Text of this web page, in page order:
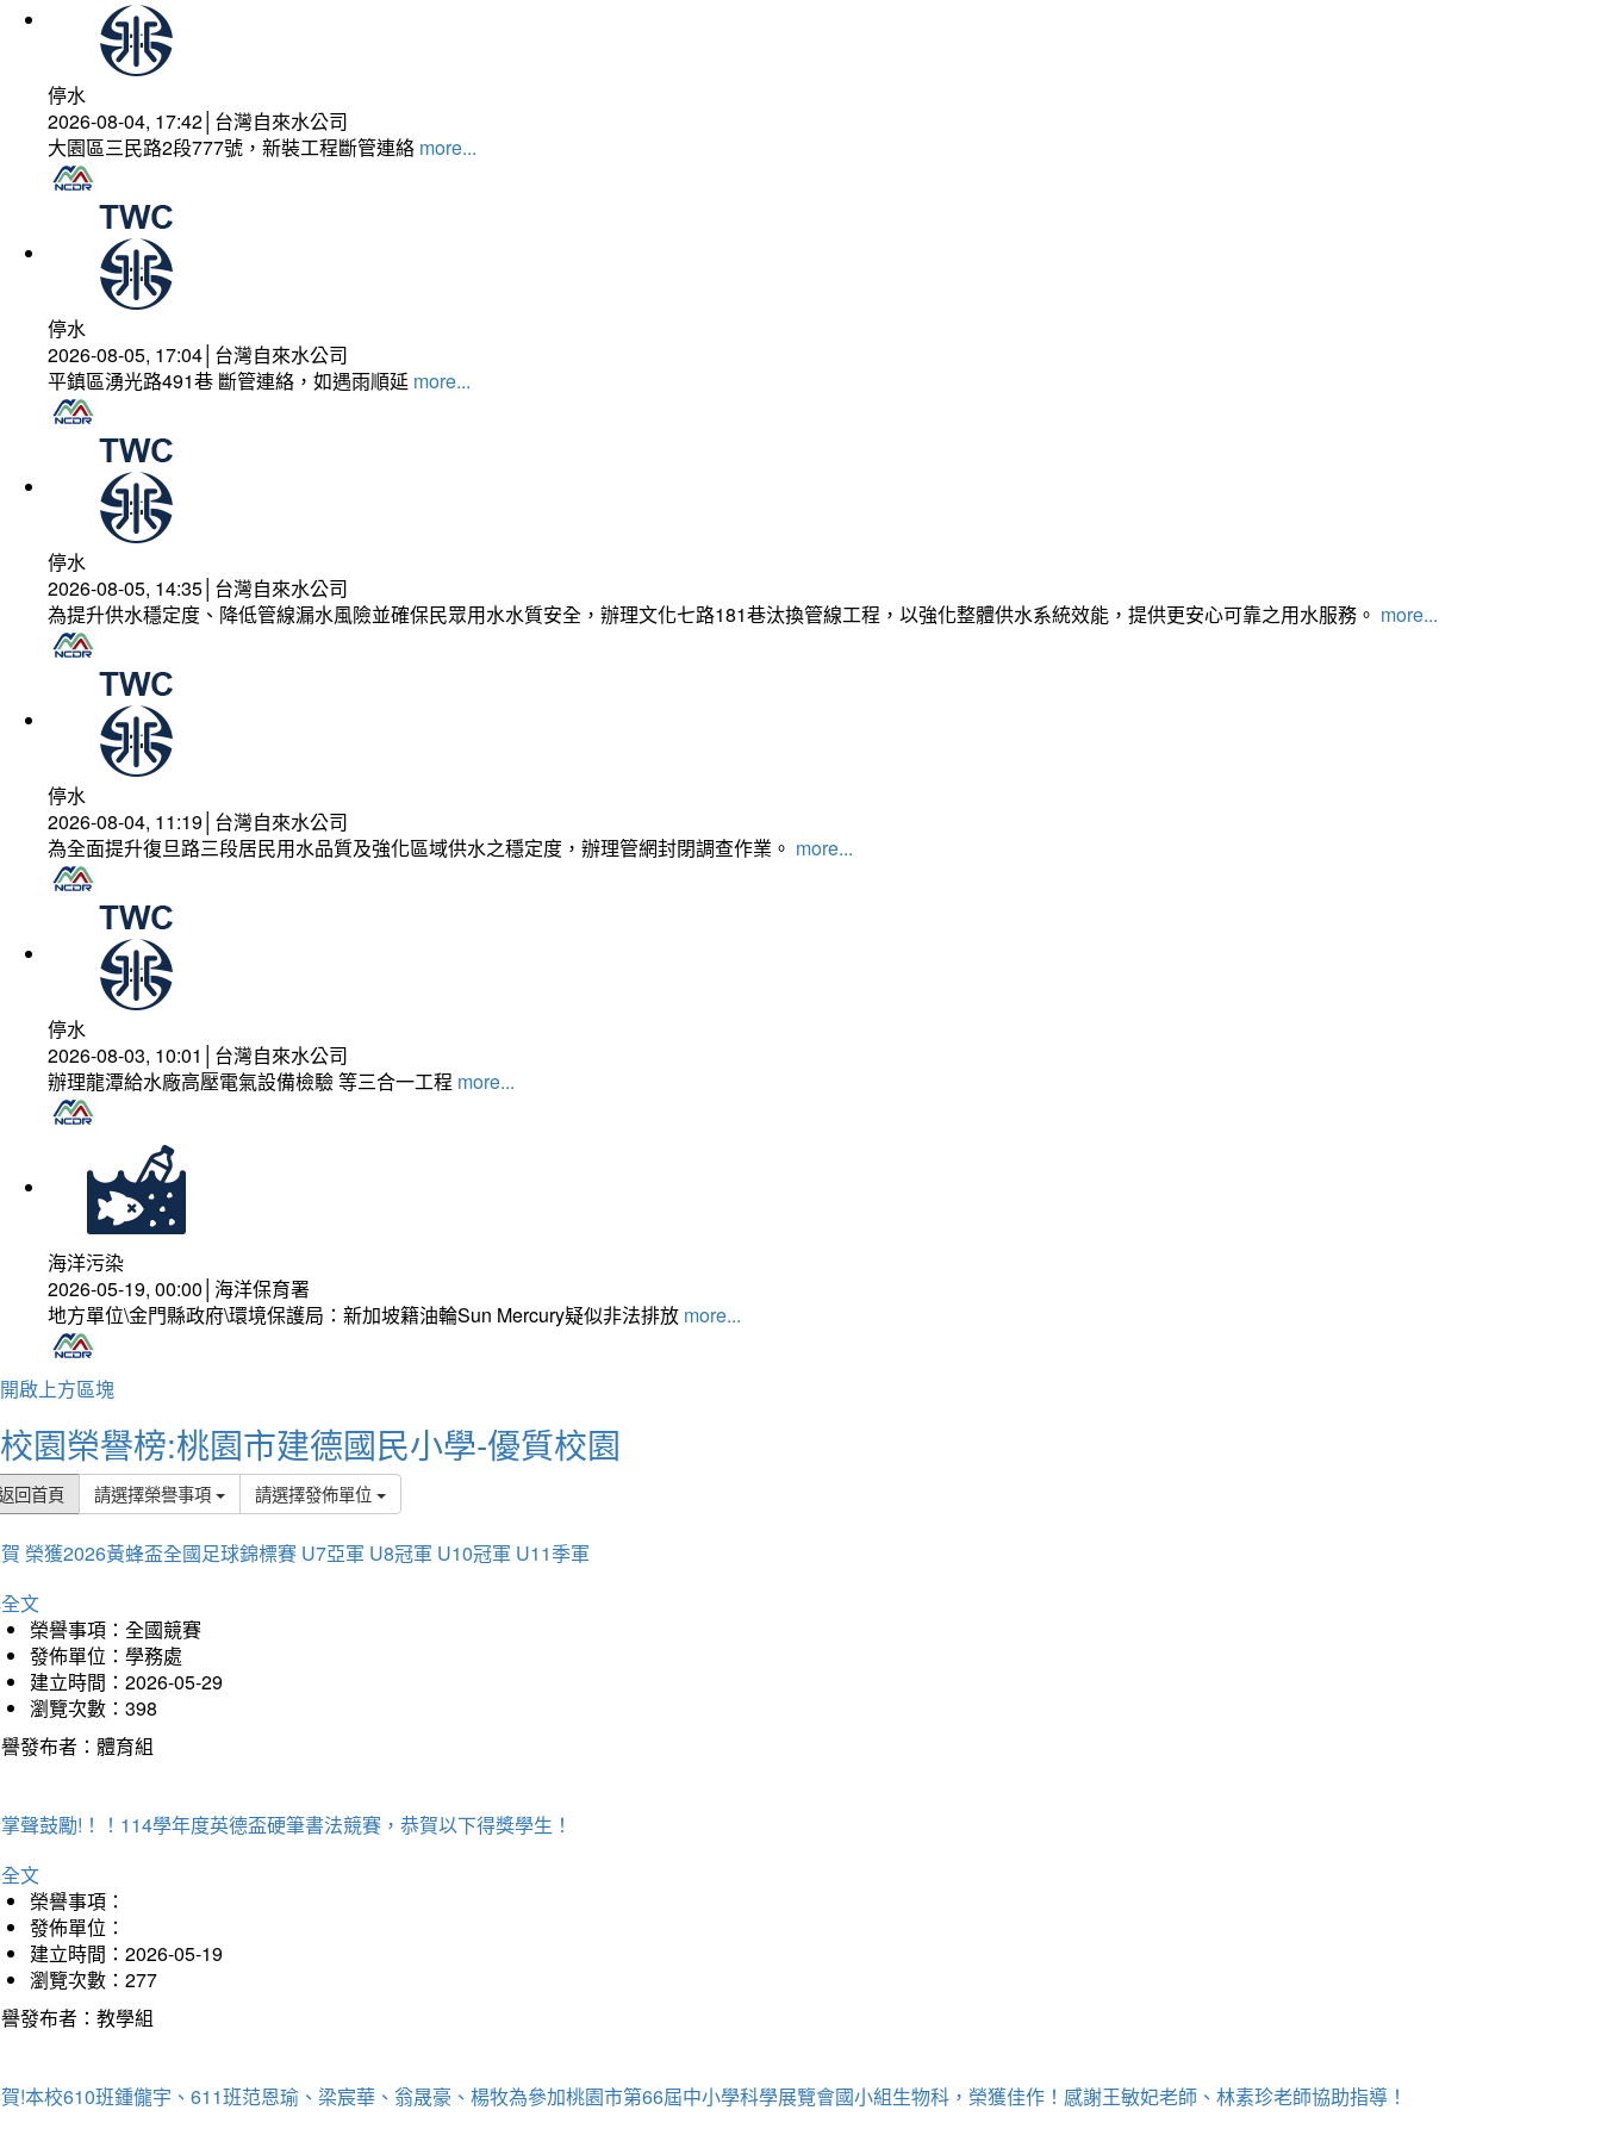
停水
2026-08-04, 17:42│台灣自來水公司
大園區三民路2段777號，新裝工程斷管連絡 more...
停水
2026-08-05, 17:04│台灣自來水公司
平鎮區湧光路491巷 斷管連絡，如遇雨順延 more...
停水
2026-08-05, 14:35│台灣自來水公司
為提升供水穩定度、降低管線漏水風險並確保民眾用水水質安全，辦理文化七路181巷汰換管線工程，以強化整體供水系統效能，提供更安心可靠之用水服務。 more...
停水
2026-08-04, 11:19│台灣自來水公司
為全面提升復旦路三段居民用水品質及強化區域供水之穩定度，辦理管網封閉調查作業。 more...
停水
2026-08-03, 10:01│台灣自來水公司
辦理龍潭給水廠高壓電氣設備檢驗 等三合一工程 more...
海洋污染
2026-05-19, 00:00│海洋保育署
地方單位\金門縣政府\環境保護局：新加坡籍油輪Sun Mercury疑似非法排放 more...
開啟上方區塊
校園榮譽榜:桃園市建德國民小學-優質校園
回首頁 請選擇榮譽事項 請選擇發佈單位
榮獲2026黃蜂盃全國足球錦標賽 U7亞軍 U8冠軍 U10冠軍 U11季軍
文
榮譽事項：全國競賽
發佈單位：學務處
建立時間：2026-05-29
瀏覽次數：398
發布者：體育組
聲鼓勵!！！114學年度英德盃硬筆書法競賽，恭賀以下得獎學生！
文
榮譽事項：
發佈單位：
建立時間：2026-05-19
瀏覽次數：277
發布者：教學組
!本校610班鍾儱宇、611班范恩瑜、梁宸華、翁晟豪、楊牧為參加桃園市第66屆中小學科學展覽會國小組生物科，榮獲佳作！感謝王敏妃老師、林素珍老師協助指導！